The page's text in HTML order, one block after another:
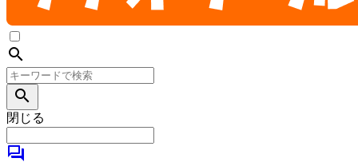
search
search
閉じる
forum